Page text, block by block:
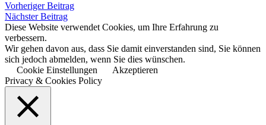
Vorheriger Beitrag
Nächster Beitrag
Diese Website verwendet Cookies, um Ihre Erfahrung zu
verbessern.
Wir gehen davon aus, dass Sie damit einverstanden sind, Sie können
sich jedoch abmelden, wenn Sie dies wünschen.
Cookie Einstellungen
Akzeptieren
Privacy & Cookies Policy